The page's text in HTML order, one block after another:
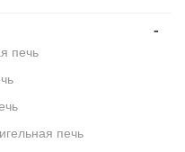
-
печь
печь